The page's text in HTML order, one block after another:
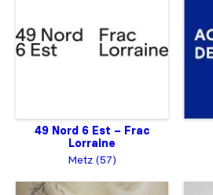
49 Nord 6 Est – Frac
Lorraine
Metz (57)